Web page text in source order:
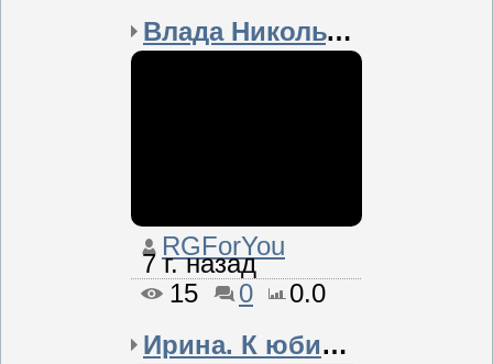
Влада Никольченко |...
RGForYou
7 г. назад
15
0
0.0
Ирина. К юбилею главног...